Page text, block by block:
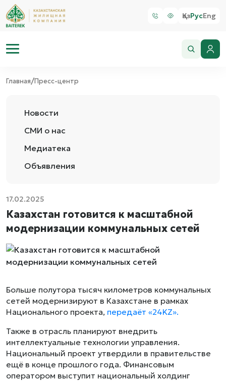
ҚазРусEng
Главная/Пресс-центр
Новости
СМИ о нас
Медиатека
Объявления
17.02.2025
Казахстан готовится к масштабной
модернизации коммунальных сетей
Больше полутора тысяч километров коммунальных
сетей модернизируют в Казахстане в рамках
Национального проекта, передаёт «24KZ».
Также в отрасль планируют внедрить
интеллектуальные технологии управления.
Национальный проект утвердили в правительстве
ещё в конце прошлого года. Финансовым
оператором выступит национальный холдинг